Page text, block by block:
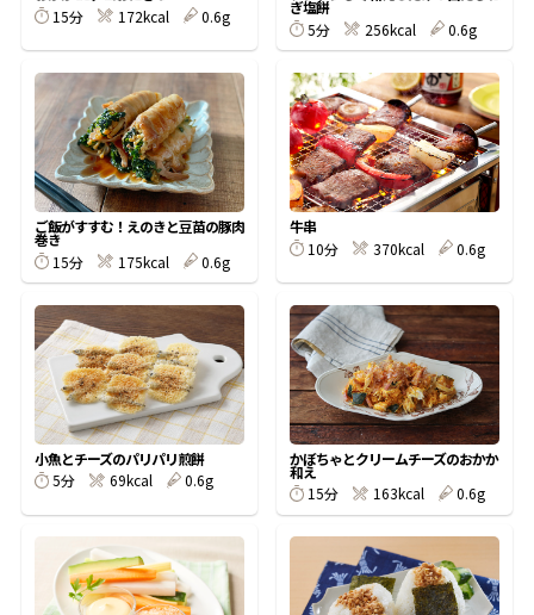
旨さ、別格。だし屋の鍋 韓福善シリーズ
サッと鍋® 楽チン鍋®
主菜レシピ
汁物レシピ
時短レシピ
おいしいレシピを商品から探す
かつお節レシピ
めんつゆレシピ
割烹白だしレシピ
レシピ特設サイト
かつお節の削り方
かつお節・だしをもっと知る
ヤマキ かつお節プラス®
かつお節・だしを楽しむ
だしコミュ
- 百年対話
- ヤマキ かつお節プラス®
採用情報
- ジョブリターン制
ヤマキお客様相談室
オンラインショップ
コミュニティサイト
Global
15分
172kcal 0.6g
ぎ塩餅
5分
256kcal 0.6g
ご飯がすすむ！えのきと豆苗の豚肉
巻き
15分
175kcal 0.6g
牛串
10分
370kcal 0.6g
小魚とチーズのパリパリ煎餅
5分
69kcal 0.6g
かぼちゃとクリームチーズのおかか
和え
15分
163kcal 0.6g